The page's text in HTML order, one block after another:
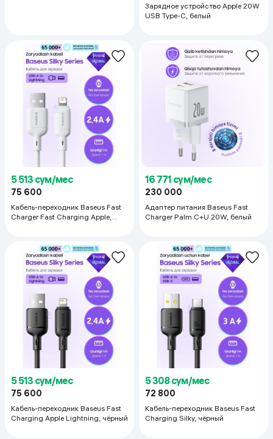
Зарядное устройство Apple 20W
USB Type-C, белый
5 513 сум/мес
75 600
Кабель-переходник Baseus Fast
Charger Fast Charging Apple,
16 771 сум/мес
230 000
Адаптер питания Baseus Fast
Charger Palm C+U 20W, белый
5 513 сум/мес
75 600
Кабель-переходник Baseus Fast
Charging Apple Lightning, чёрный
5 308 сум/мес
72 800
Кабель-переходник Baseus Fast
Charging Silky, чёрный